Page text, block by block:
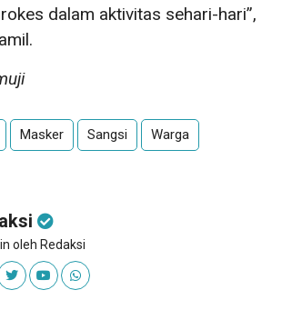
dalam aktivitas sehari-hari”,
Masker Sangsi Warga
oleh Redaksi